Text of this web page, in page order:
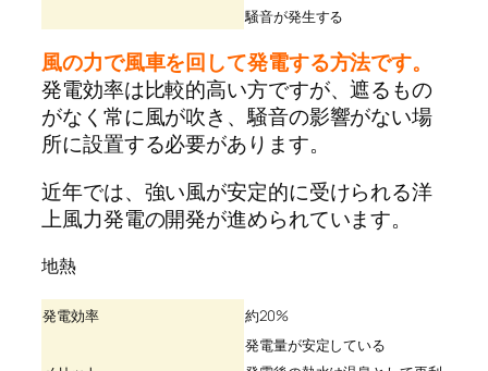
騒音が発生する
風の力で風車を回して発電する方法です。
発電効率は比較的高い方ですが、遮るもの
がなく常に風が吹き、騒音の影響がない場
所に設置する必要があります。
近年では、強い風が安定的に受けられる洋
上風力発電の開発が進められています。
地熱
発電効率 約20%
発電量が安定している